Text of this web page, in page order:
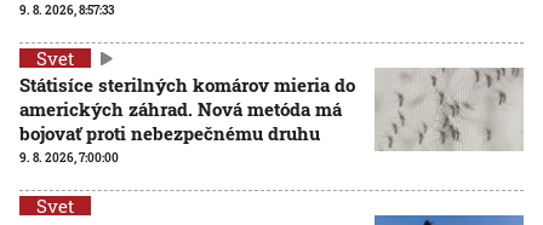
9. 8. 2026, 8:57:33
Svet
Státisíce sterilných komárov mieria do
amerických záhrad. Nová metóda má
bojovať proti nebezpečnému druhu
9. 8. 2026, 7:00:00
Svet